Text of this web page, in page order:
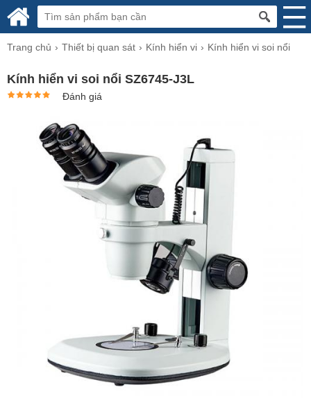
Trang chủ Thiết bị quan sát Kính hiển vi Kính hiển vi soi nổi
Kính hiển vi soi nổi SZ6745-J3L
Đánh giá